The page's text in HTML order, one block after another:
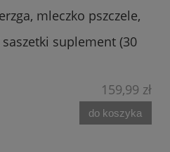
mleczko pszczele,
suplement (30
159,99 zł
do koszyka